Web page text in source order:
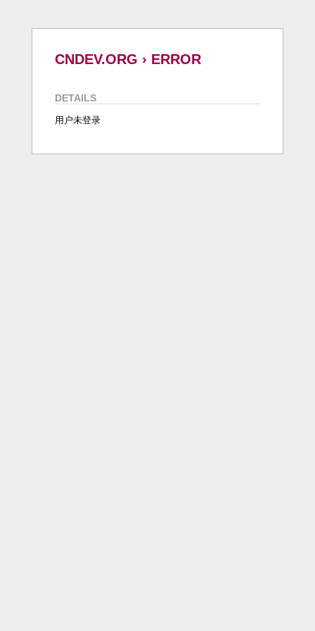
CNDEV.ORG › ERROR
DETAILS
用户未登录